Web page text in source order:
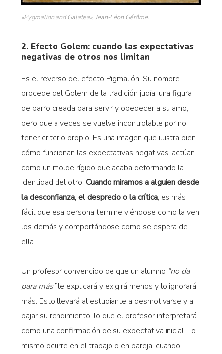
«Pygmalion and Galatea», Jean-Léon Gérôme.
2. Efecto Golem: cuando las expectativas
negativas de otros nos limitan
Es el reverso del efecto Pigmalión. Su nombre
procede del Golem de la tradición judía: una figura
de barro creada para servir y obedecer a su amo,
pero que a veces se vuelve incontrolable por no
tener criterio propio. Es una imagen que ilustra bien
cómo funcionan las expectativas negativas: actúan
como un molde rígido que acaba deformando la
identidad del otro. Cuando miramos a alguien desde
la desconfianza, el desprecio o la crítica, es más
fácil que esa persona termine viéndose como la ven
los demás y comportándose como se espera de
ella.
Un profesor convencido de que un alumno “no da
para más”le explicará y exigirá menos y lo ignorará
más. Esto llevará al estudiante a desmotivarse y a
bajar su rendimiento, lo que el profesor interpretará
como una confirmación de su expectativa inicial. Lo
mismo ocurre en el trabajo o en pareja: cuando